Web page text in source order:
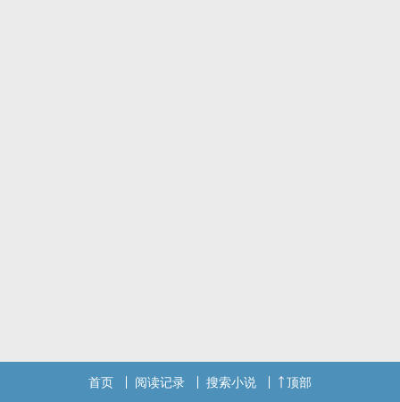
首页 阅读记录 搜索小说 顶部